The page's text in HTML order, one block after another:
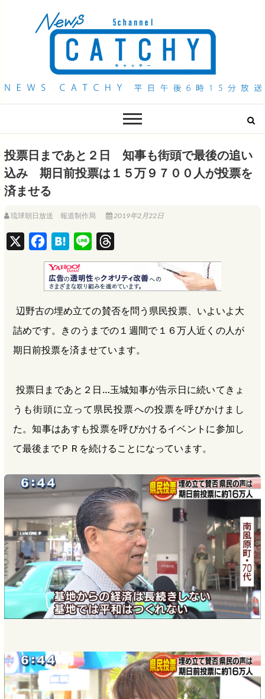
QAB NEWS Headline
投票日まであと２日 知事も街頭で最後の追い
込み 期日前投票は１５万９７００人が投票を
済ませる
琉球朝日放送 報道制作局 2019年2月22日
a
c
e
b
o
o
H
a
t
e
n
a
i
n
e
h
r
e
a
d
s
辺野古の埋め立ての賛否を問う県民投票、いよいよ大
詰めです。きのうまでの１週間で１６万人近くの人が
期日前投票を済ませています。
投票日まであと２日…玉城知事が告示日に続いてきょ
うも街頭に立って県民投票への投票を呼びかけまし
た。知事はあすも投票を呼びかけるイベントに参加し
て最後までＰＲを続けることになっています。